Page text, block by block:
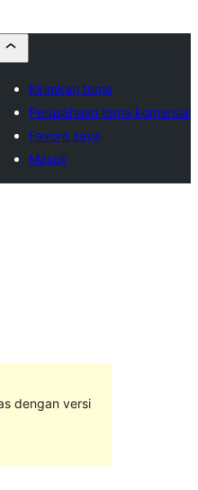
Kirimkan tema
Perusahaan tema komersial
Favorit saya
Masuk
dengan versi